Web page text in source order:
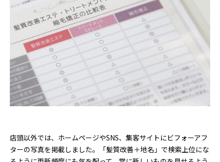
店頭以外では、ホームページやSNS、集客サイトにビフォーアフ
ターの写真を掲載しました。「髪質改善＋地名」で検索上位にな